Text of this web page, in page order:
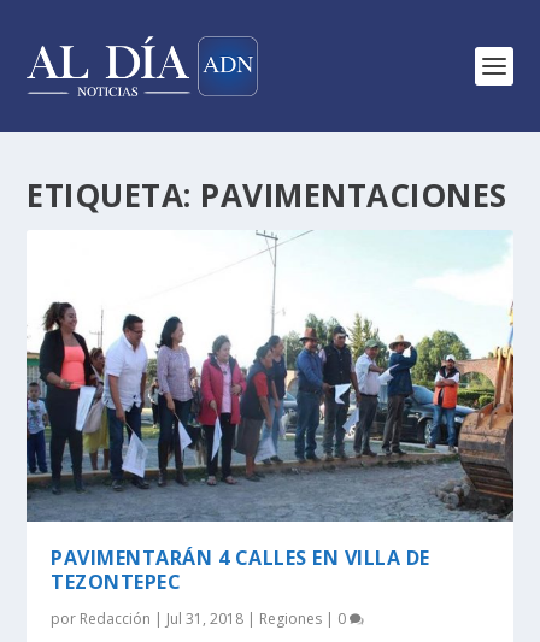
ETIQUETA: PAVIMENTACIONES
PAVIMENTARÁN 4 CALLES EN VILLA DE
TEZONTEPEC
por Redacción | Jul 31, 2018 | Regiones | 0